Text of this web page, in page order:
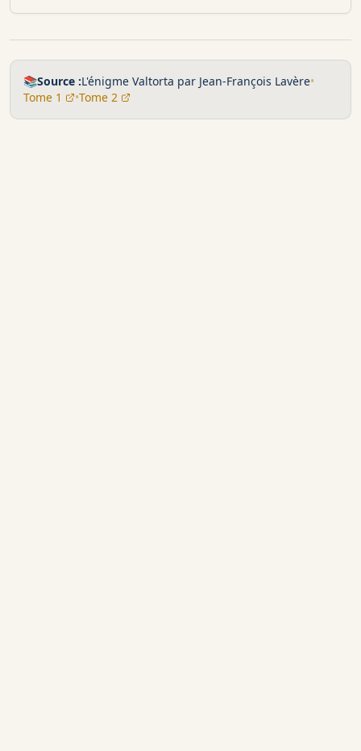
📚Source :L'énigme Valtorta par Jean-François Lavère•
Tome 1
•Tome 2